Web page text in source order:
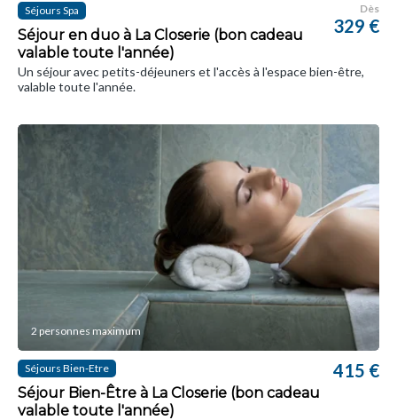
Séjours Spa
Séjour en duo à La Closerie (bon cadeau
valable toute l'année)
Dès
329 €
Un séjour avec petits-déjeuners et l'accès à l'espace bien-être,
valable toute l'année.
2 personnes maximum
Séjours Bien-Etre
Séjour Bien-Être à La Closerie (bon cadeau
valable toute l'année)
415 €